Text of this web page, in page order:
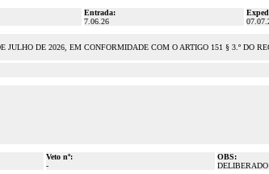
Entrada:
7.06.26
DE 2026, EM CONFORMIDADE COM O ARTIGO 151 § 3.º DO
Veto nº:
-
OBS:
DELIBERADO